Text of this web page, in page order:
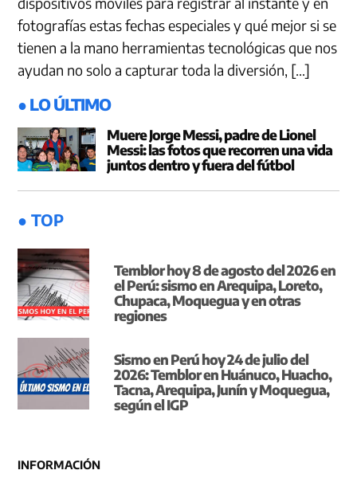
fotografías estas fechas especiales y qué mejor si se
tienen a la mano herramientas tecnológicas que nos
ayudan no solo a capturar toda la diversión, […]
● LO ÚLTIMO
Muere Jorge Messi, padre de Lionel
Messi: las fotos que recorren una vida
juntos dentro y fuera del fútbol
● TOP
Temblor hoy 8 de agosto del 2026 en
el Perú: sismo en Arequipa, Loreto,
Chupaca, Moquegua y en otras
regiones
Sismo en Perú hoy 24 de julio del
2026: Temblor en Huánuco, Huacho,
Tacna, Arequipa, Junín y Moquegua,
según el IGP
INFORMACIÓN